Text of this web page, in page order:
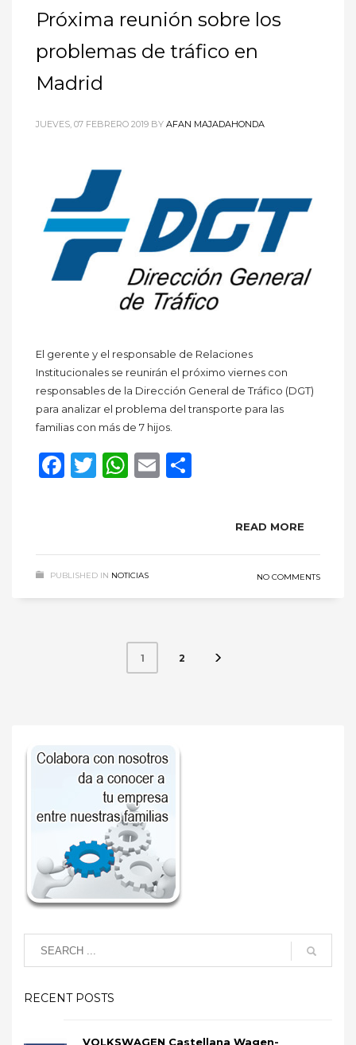
Próxima reunión sobre los
problemas de tráfico en
Madrid
JUEVES, 07 FEBRERO 2019 BY AFAN MAJADAHONDA
El gerente y el responsable de Relaciones
Institucionales se reunirán el próximo viernes con
responsables de la Dirección General de Tráfico (DGT)
para analizar el problema del transporte para las
familias con más de 7 hijos.
Facebook
Twitter
WhatsApp
Email
READ MORE
PUBLISHED IN NOTICIAS NO COMMENTS
1 2
RECENT POSTS
VOLKSWAGEN Castellana Wagen-